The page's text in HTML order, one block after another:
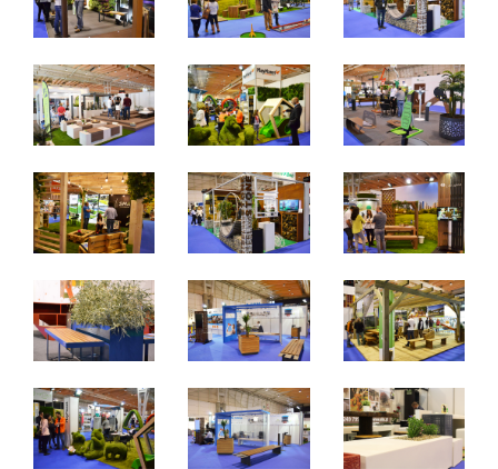
De 27 a 29 de março de 2025 - EXPONOR, Matosinhos,
Porto
De quinta a sábado, 10h às 19h
Não é permitida a entrada a menores de 12 anos